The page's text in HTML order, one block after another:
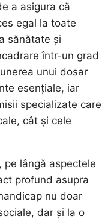
a asigura că
egal la toate
sănătate și
într-un grad
unui dosar
esențiale, iar
specializate care
cât și cele
lângă aspectele
profund asupra
nu doar
dar și la o